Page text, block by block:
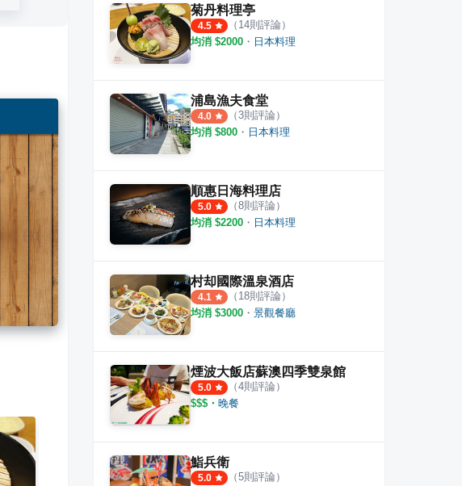
菊丹料理亭
4.5 （ 14則評論）
均消 $2000 ・ 日本料理
浦島漁夫食堂
4.0 （3則評論）
均消 $800 ・ 日本料理
順惠日海料理店
5.0 （8則評論）
均消 $2200 ・ 日本料理
村却國際溫泉酒店
4.1 （ 18則評論）
均消 $3000 ・ 景觀餐廳
煙波大飯店蘇澳四季雙泉館
5.0 （4則評論）
$$$ ・ 晚餐
鮨兵衛
5.0 （5則評論）